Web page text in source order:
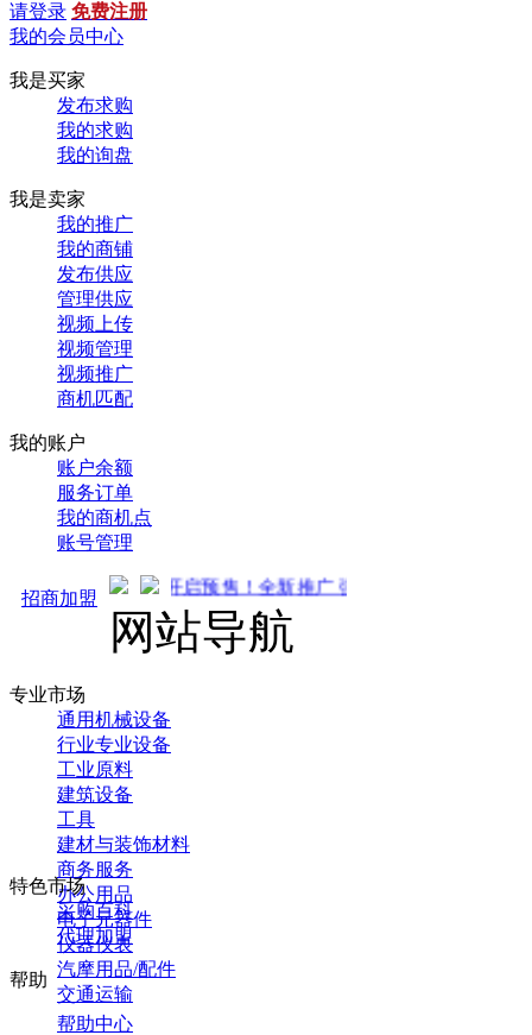
请登录 免费注册
我的会员中心
我是买家
发布求购
我的求购
我的询盘
我是卖家
我的推广
我的商铺
发布供应
管理供应
视频上传
视频管理
视频推广
商机匹配
我的账户
账户余额
服务订单
我的商机点
账号管理
招商加盟
可直通车开启预售！全新推广 强势来袭！火热招商中... 先到
网站导航
专业市场
通用机械设备
行业专业设备
工业原料
建筑设备
工具
建材与装饰材料
商务服务
办公用品
电子元器件
仪器仪表
汽摩用品/配件
交通运输
特色市场
采购百科
代理加盟
帮助
帮助中心